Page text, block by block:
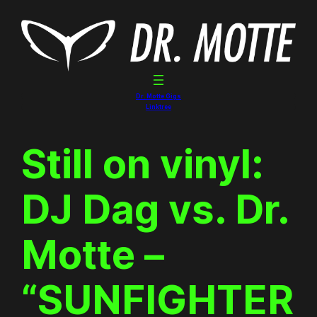
content
Dr. Motte Gigs
Linktree
Still on vinyl:
DJ Dag vs. Dr.
Motte –
“SUNFIGHTER